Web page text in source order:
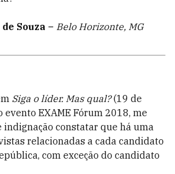
Souza – Belo Horizonte, MG
Siga o líder. Mas qual?(19 de
evento EXAME Fórum 2018, me
indignação constatar que há uma
relacionadas a cada candidato
com exceção do candidato